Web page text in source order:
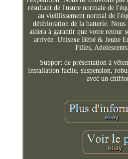
résultant de l'usure normale de
au vieillissement normal de
détérioration de la batterie.
aidera à garantir que votre retour
arrivée. Unisexe Bébé & Jeune
Filles,
Support de présentation à
Installation facile, suspension,
avec un